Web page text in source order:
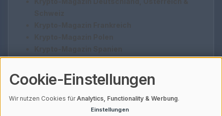
Krypto-Magazin Italien
Krypto-Magazin Türkei
Cookie-Einstellungen
Wir nutzen Cookies fürAnalytics, Functionality & Werbung.
Einstellungen